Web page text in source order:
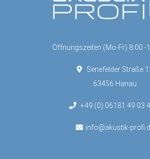
Öffnungszeiten (Mo-Fr) 8:00 -
Senefelder Straße
63456 Hanau
+49 (0) 06181 49 03
info@akustik-